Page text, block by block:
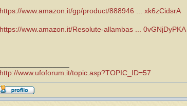
https://www.amazon.it/gp/product/888946 ... xk6zCidsrA
https://www.amazon.it/Resolute-allambas ... 0vGNjDyPKA
http://www.ufoforum.it/topic.asp?TOPIC_ID=57